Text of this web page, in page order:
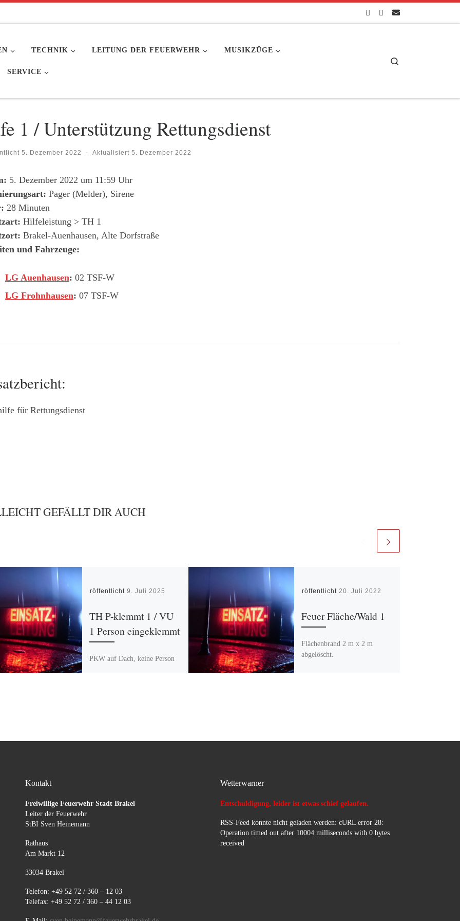
TECHNIK LEITUNG DER FEUERWEHR MUSIKZÜGE
SERVICE
1 / Unterstützung Rettungsdienst
5. Dezember 2022 - Aktualisiert 5. Dezember 2022
5. Dezember 2022 um 11:59 Uhr
Pager (Melder), Sirene
28 Minuten
Hilfeleistung > TH 1
Brakel-Auenhausen, Alte Dorfstraße
und Fahrzeuge:
LG Auenhausen: 02 TSF-W
LG Frohnhausen: 07 TSF-W
für Rettungsdienst
GEFÄLLT DIR AUCH
Veröffentlicht9. Juli 2025
TH P-klemmt 1 / VU
1 Person eingeklemmt
PKW auf Dach, keine Person
Veröffentlicht 20. Juli 2022
Feuer Fläche/Wald 1
Flächenbrand 2 m x 2 m
abgelöscht.
Kontakt
Freiwillige Feuerwehr Stadt Brakel
Leiter der Feuerwehr
StBI Sven Heinemann
Rathaus
Am Markt 12
33034 Brakel
Telefon: +49 52 72 / 360 – 12 03
Telefax: +49 52 72 / 360 – 44 12 03
Wetterwarner
Entschuldigung, leider ist etwas schief gelaufen.
RSS-Feed konnte nicht geladen werden: cURL error 28:
Operation timed out after 10004 milliseconds with 0 bytes
received